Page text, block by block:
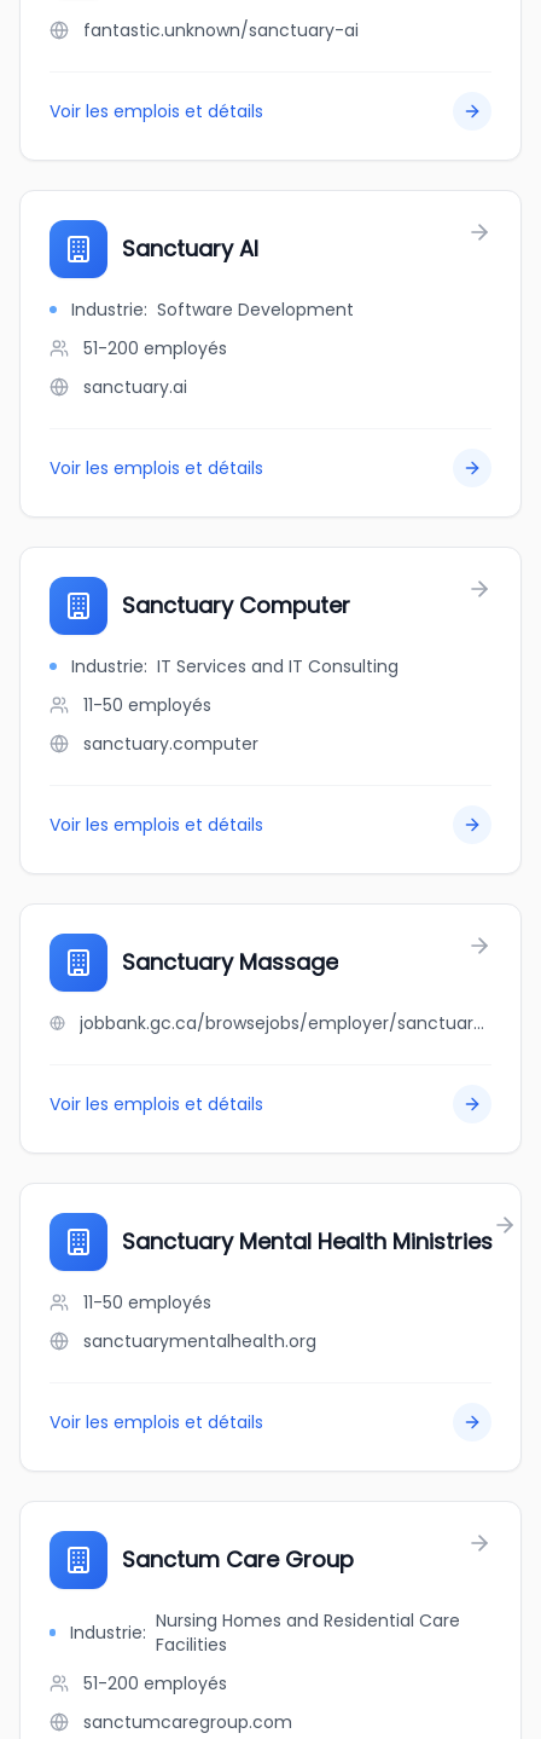
fantastic.unknown/sanctuary-ai
Voir les emplois et détails
Sanctuary AI
Industrie: Software Development
51-200 employés
sanctuary.ai
Voir les emplois et détails
Sanctuary Computer
Industrie: IT Services and IT Consulting
11-50 employés
sanctuary.computer
Voir les emplois et détails
Sanctuary Massage
jobbank.gc.ca/browsejobs/employer/sanctuary+massage/ca
Voir les emplois et détails
Sanctuary Mental Health Ministries
11-50 employés
sanctuarymentalhealth.org
Voir les emplois et détails
Sanctum Care Group
Industrie: Nursing Homes and Residential Care
Facilities
51-200 employés
sanctumcaregroup.com